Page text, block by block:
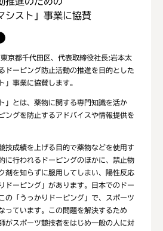
シスト」事業に協賛
京都千代田区、代表取締役社長:岩本太
ドーピング防止活動の推進を目的とした
」事業に協賛します。
」とは、薬物に関する専門知識を活か
ングを防止するアドバイスや情報提供を
技成績を上げる目的で薬物などを使用す
に行われるドーピングのほかに、禁止物
剤を知らずに服用してしまい、陽性反応
ドーピング」があります。日本でのドー
の「うっかりドーピング」で、スポーツ
っています。この問題を解決するため
がスポーツ競技者をはじめ一般の人に対